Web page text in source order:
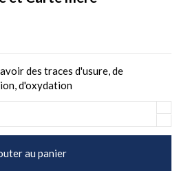
des traces d'usure, de
d'oxydation
au panier